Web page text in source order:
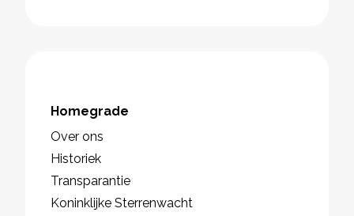
Homegrade
Over ons
Historiek
Transparantie
Koninklijke Sterrenwacht